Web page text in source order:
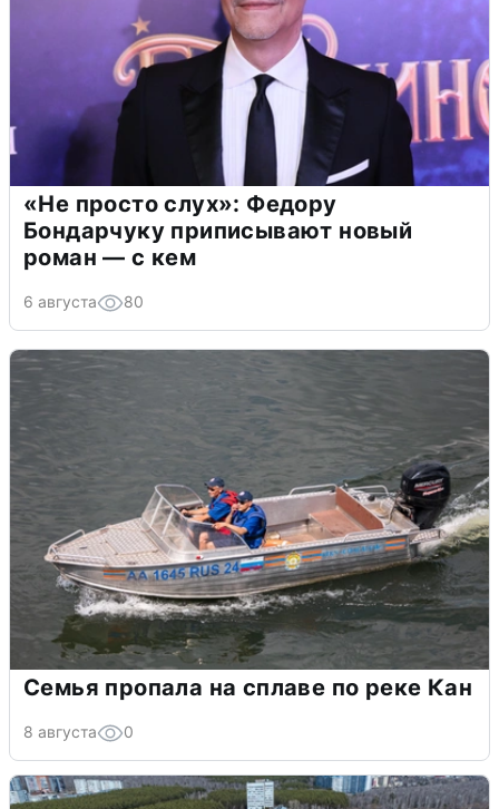
«Не просто слух»: Федору
Бондарчуку приписывают новый
роман — с кем
6 августа 80
Семья пропала на сплаве по реке Кан
8 августа 0